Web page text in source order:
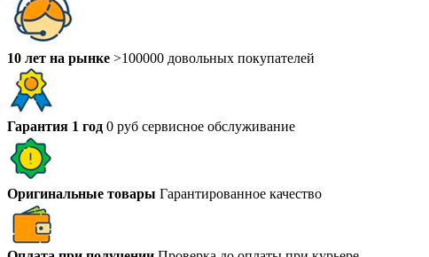
10 лет на рынке >100000 довольных покупателей
Гарантия 1 год 0 руб сервисное обслуживание
Оригинальные товары Гарантированное качество